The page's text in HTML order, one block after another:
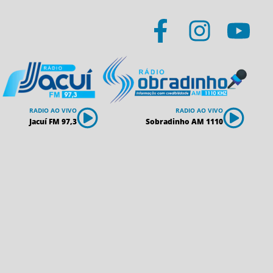
RADIO AO VIVO
Jacuí FM 97,3
RADIO AO VIVO
Sobradinho AM 1110